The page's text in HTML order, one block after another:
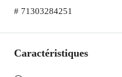
# 71303284251
Caractéristiques